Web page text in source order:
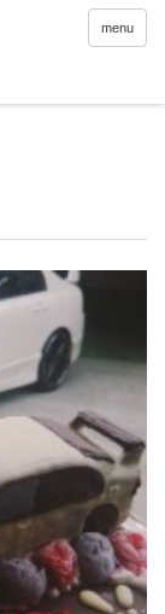
menu